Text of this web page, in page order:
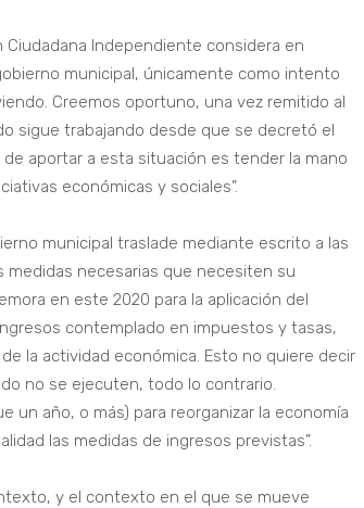
Ciudadana Independiente considera en
municipal, únicamente como intento
Creemos oportuno, una vez remitido al
sigue trabajando desde que se decretó el
aportar a esta situación es tender la mano
económicas y sociales”.
municipal traslade mediante escrito a las
necesarias que necesiten su
en este 2020 para la aplicación del
contemplado en impuestos y tasas,
la actividad económica. Esto no quiere decir
no se ejecuten, todo lo contrario.
un año, o más) para reorganizar la economía
las medidas de ingresos previstas”.
y el contexto en el que se mueve